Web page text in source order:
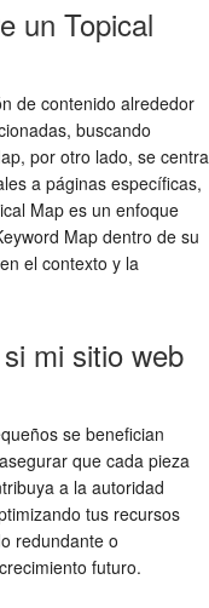
un Topical
de contenido alrededor
buscando
por otro lado, se centra
a páginas específicas,
Map es un enfoque
Map dentro de su
el contexto y la
mi sitio web
se benefician
que cada pieza
a la autoridad
tus recursos
redundante o
futuro.